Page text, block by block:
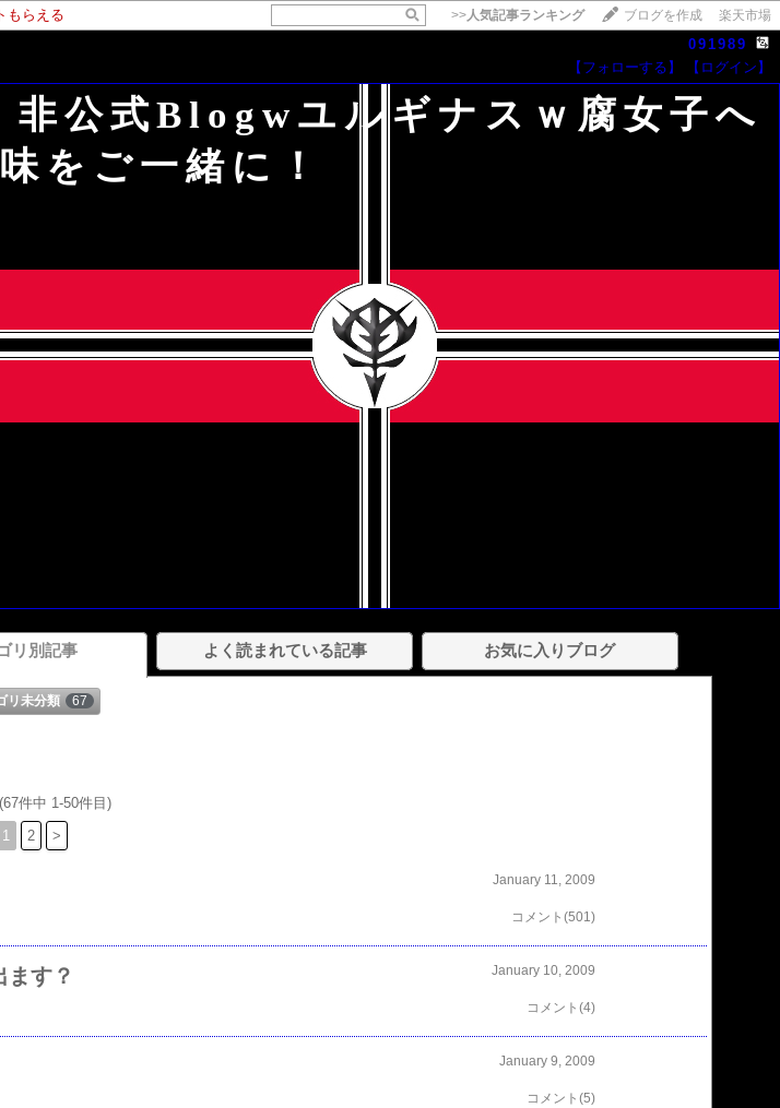
もらえる >>人気記事ランキング ブログを作成 楽天市場
091989
【フォローする】 【ログイン】
公式Blogwユルギナスｗ腐女子へ
をご一緒に！
リ別記事 よく読まれている記事 お気に入りブログ
リ未分類 67
件中 1-50件目)
1 2 >
January 11, 2009
コメント(501)
す？ January 10, 2009
コメント(4)
January 9, 2009
コメント(5)